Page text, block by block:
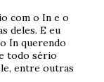
com o In e o
deles. E eu
In querendo
todo sério
entre outras